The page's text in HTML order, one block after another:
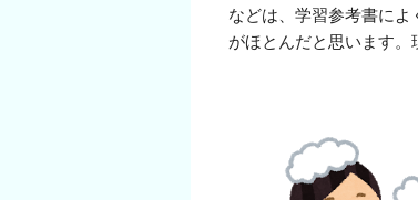
などは、学習参考書に
がほとんだと思います。